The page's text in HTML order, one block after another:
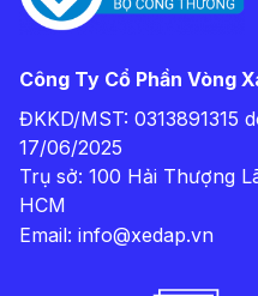
Công Ty Cổ Phần Vòng
ĐKKD/MST: 0313891315
17/06/2025
Trụ sở: 100 Hải Thượng
HCM
Email: info@xedap.vn